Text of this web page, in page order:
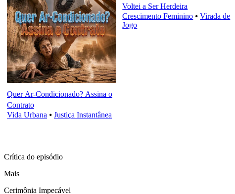
Quer Ar-Condicionado? Assina o
Contrato
Vida Urbana ⦁ Justiça Instantânea
Voltei a Ser Herdeira
Crescimento Feminino ⦁Virada de
Jogo
Crítica do episódio
Mais
Cerimônia Impecável